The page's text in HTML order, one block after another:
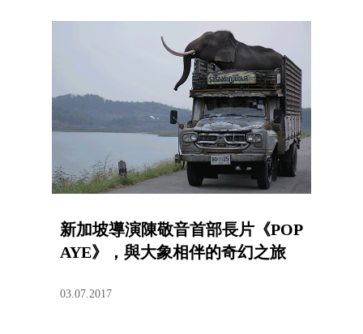
新加坡導演陳敬音首部長片《POP
AYE》，與大象相伴的奇幻之旅
03.07.2017